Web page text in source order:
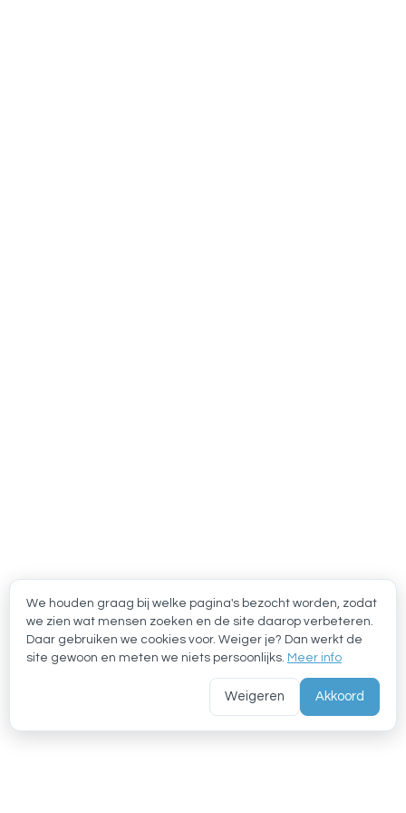
We houden graag bij welke pagina's bezocht worden, zodat
we zien wat mensen zoeken en de site daarop verbeteren.
Daar gebruiken we cookies voor. Weiger je? Dan werkt de
site gewoon en meten we niets persoonlijks. Meer info
Weigeren Akkoord